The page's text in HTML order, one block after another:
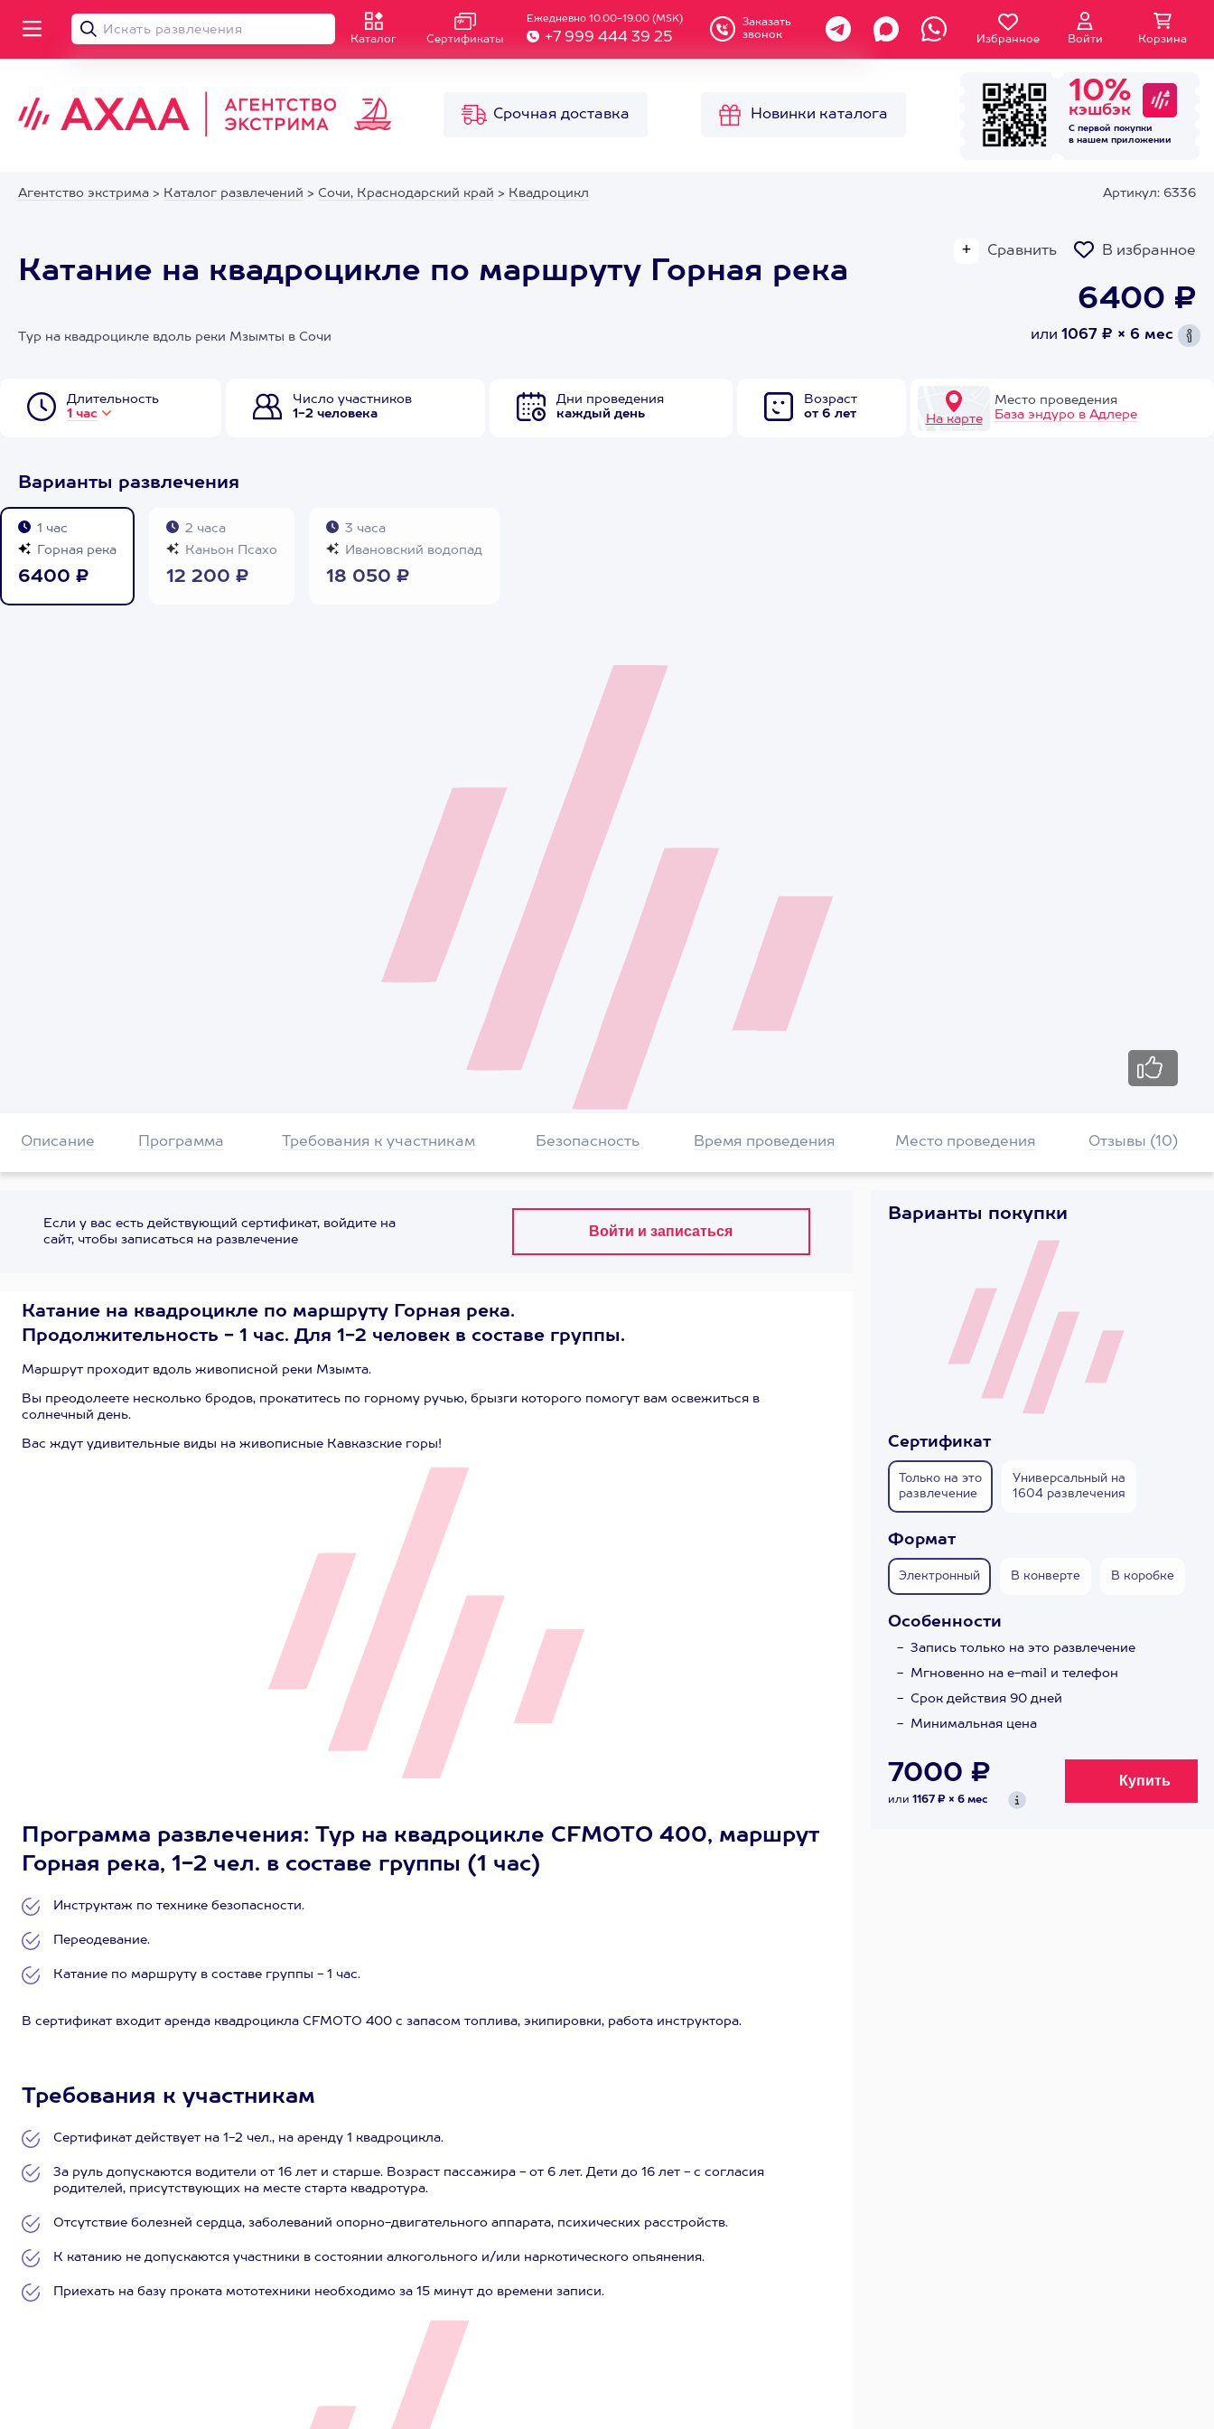
Каталог Сертификаты
Ежедневно 10.00-19.00 (MSK)
+7 999 444 39 25
Заказать
звонок
Избранное Войти Корзина
Срочная доставка Новинки каталога
10%
кэшбэк
С первой покупки
в нашем приложении
Агентство экстрима > Каталог развлечений > Сочи, Краснодарский край > Квадроцикл Артикул: 6336
Катание на квадроцикле по маршруту Горная река
Сравнить В избранное
6400 ₽
или 1067 ₽ × 6 мес
Тур на квадроцикле вдоль реки Мзымты в Сочи
Длительность
1 час
Число участников
1-2 человека
Дни проведения
каждый день
Возраст
от 6 лет
На карте
Место проведения
База эндуро в Адлере
Варианты развлечения
1 час
Горная река
6400 ₽
2 часа
Каньон Псахо
12 200 ₽
3 часа
Ивановский водопад
18 050 ₽
Описание Программа Требования к участникам Безопасность Время проведения Место проведения Отзывы (10)
Если у вас есть действующий сертификат, войдите на
сайт, чтобы записаться на развлечение
Катание на квадроцикле по маршруту Горная река.
Продолжительность - 1 час. Для 1-2 человек в составе группы.
Маршрут проходит вдоль живописной реки Мзымта.
Вы преодолеете несколько бродов, прокатитесь по горному ручью, брызги которого помогут вам освежиться в
солнечный день.
Вас ждут удивительные виды на живописные Кавказские горы!
Программа развлечения: Тур на квадроцикле CFMOTO 400, маршрут
Горная река, 1-2 чел. в составе группы (1 час)
Инструктаж по технике безопасности.
Переодевание.
Катание по маршруту в составе группы - 1 час.
В сертификат входит аренда квадроцикла CFMOTO 400 с запасом топлива, экипировки, работа инструктора.
Требования к участникам
Сертификат действует на 1-2 чел., на аренду 1 квадроцикла.
За руль допускаются водители от 16 лет и старше. Возраст пассажира - от 6 лет. Дети до 16 лет - с согласия
родителей, присутствующих на месте старта квадротура.
Отсутствие болезней сердца, заболеваний опорно-двигательного аппарата, психических расстройств.
К катанию не допускаются участники в состоянии алкогольного и/или наркотического опьянения.
Приехать на базу проката мототехники необходимо за 15 минут до времени записи.
Варианты покупки
Сертификат
Только на это
развлечение
Универсальный на
1604 развлечения
Формат
Электронный В конверте В коробке
Особенности
Запись только на это развлечение
Мгновенно на e-mail и телефон
Срок действия 90 дней
Минимальная цена
7000 ₽
или 1167 ₽ × 6 мес